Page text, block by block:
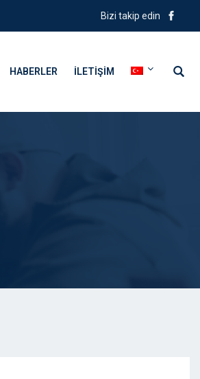
Bizi takip edin
HABERLER İLETIŞIM